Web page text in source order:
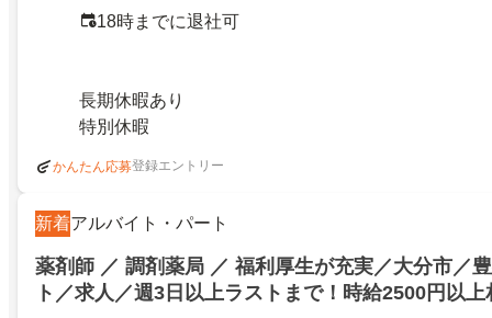
18時までに退社可
長期休暇あり
特別休暇
かんたん応募登録エントリー
新着アルバイト・パート
薬剤師 ／ 調剤薬局 ／ 福利厚生が充実／大分市／
ト／求人／週3日以上ラストまで！時給2500円以